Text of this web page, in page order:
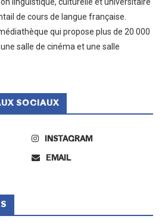
de cours de langue française.
qui propose plus de 20 000
salle de cinéma et une salle
SOCIAUX
INSTAGRAM
EMAIL